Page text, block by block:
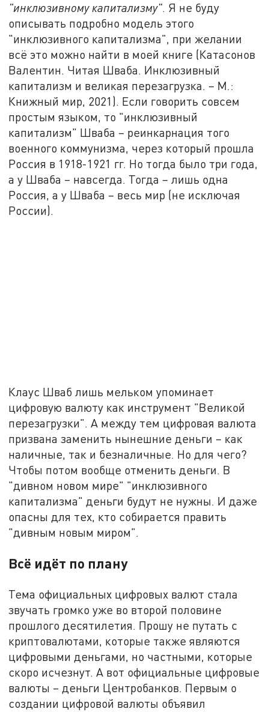
"инклюзивному капитализму". Я не буду
описывать подробно модель этого
"инклюзивного капитализма", при желании
всё это можно найти в моей книге (Катасонов
Валентин. Читая Шваба. Инклюзивный
капитализм и великая перезагрузка. – М.:
Книжный мир, 2021). Если говорить совсем
простым языком, то "инклюзивный
капитализм" Шваба – реинкарнация того
военного коммунизма, через который прошла
Россия в 1918-1921 гг. Но тогда было три года,
а у Шваба – навсегда. Тогда – лишь одна
Россия, а у Шваба – весь мир (не исключая
России).
Клаус Шваб лишь мельком упоминает
цифровую валюту как инструмент "Великой
перезагрузки". А между тем цифровая валюта
призвана заменить нынешние деньги – как
наличные, так и безналичные. Но для чего?
Чтобы потом вообще отменить деньги. В
"дивном новом мире" "инклюзивного
капитализма" деньги будут не нужны. И даже
опасны для тех, кто собирается править
"дивным новым миром".
Всё идёт по плану
Тема официальных цифровых валют стала
звучать громко уже во второй половине
прошлого десятилетия. Прошу не путать с
криптовалютами, которые также являются
цифровыми деньгами, но частными, которые
скоро исчезнут. А вот официальные цифровые
валюты – деньги Центробанков. Первым о
создании цифровой валюты объявил